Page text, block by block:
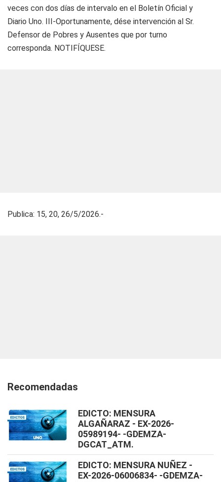
veces con dos días de intervalo en el Boletín Oficial y
Diario Uno. III-Oportunamente, dése intervención al Sr.
Defensor de Pobres y Ausentes que por turno
corresponda. NOTIFÍQUESE.
Publica: 15, 20, 26/5/2026.-
Recomendadas
EDICTO: MENSURA
ALGAÑARAZ - EX-2026-
05989194- -GDEMZA-
DGCAT_ATM.
EDICTO: MENSURA NUÑEZ -
EX-2026-06006834- -GDEMZA-